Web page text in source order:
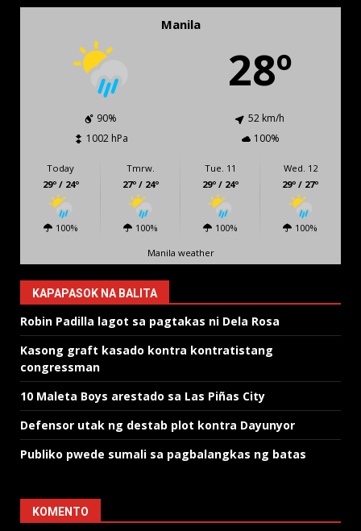
Manila
28º
90%
52 km/h
1002 hPa
100%
Today
29º / 24º
100%
Tmrw.
27º / 24º
100%
Tue. 11
29º / 24º
100%
Wed. 12
29º / 27º
100%
Manila weather
KAPAPASOK NA BALITA
Robin Padilla lagot sa pagtakas ni Dela Rosa
Kasong graft kasado kontra kontratistang
congressman
10 Maleta Boys arestado sa Las Piñas City
Defensor utak ng destab plot kontra Dayunyor
Publiko pwede sumali sa pagbalangkas ng batas
KOMENTO